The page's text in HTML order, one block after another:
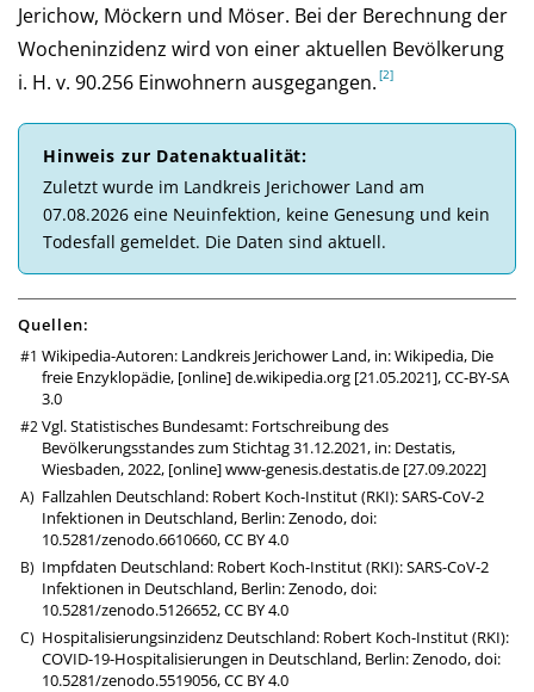
Jerichow, Möckern und Möser. Bei der Be­rech­nung der
Wochen­inzi­denz wird von einer aktu­el­len Be­völ­ke­rung
i. H. v. 90.256 Ein­woh­nern aus­ge­gan­gen.
Hinweis zur Daten­aktuali­tät:
Zu­letzt wurde im Landkreis Jerichower Land am
07.08.2026 eine Neu­in­fek­tion, keine Ge­ne­sung und kein
Todes­fall ge­mel­det. Die Daten sind aktuell.
Quellen:
Wikipedia-Autoren: Landkreis Jerichower Land, in: Wikipedia, Die
freie Enzyklopädie, [online]de.wikipedia.org[21.05.2021],CC-BY-SA
3.0
Vgl. Statistisches Bundesamt: Fortschreibung des
Bevölkerungsstandes zum Stichtag 31.12.2021, in: Destatis,
Wiesbaden, 2022, [online]www-genesis.destatis.de[27.09.2022]
Fallzahlen Deutschland: Robert Koch-Institut (RKI): SARS-CoV-2
Infektionen in Deutschland, Berlin: Zenodo,doi:
10.5281/zenodo.6610660,CC BY 4.0
Impfdaten Deutschland: Robert Koch-Institut (RKI): SARS-CoV-2
Infektionen in Deutschland, Berlin: Zenodo,doi:
10.5281/zenodo.5126652,CC BY 4.0
Hospitalisierungsinzidenz Deutschland: Robert Koch-Institut (RKI):
COVID-19-Hospitalisierungen in Deutschland, Berlin: Zenodo,doi:
10.5281/zenodo.5519056,CC BY 4.0